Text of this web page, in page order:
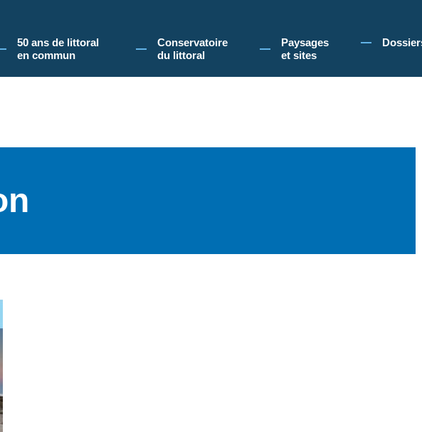
navigation sur le site du Conservatoire du littoral, vous acceptez l'utilisation de cookies pour vous
50 ans de littoral
en commun​
Conservatoire
du littoral
Paysages
et sites